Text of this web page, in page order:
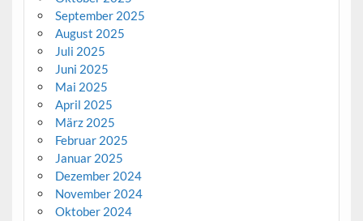
September 2025
August 2025
Juli 2025
Juni 2025
Mai 2025
April 2025
März 2025
Februar 2025
Januar 2025
Dezember 2024
November 2024
Oktober 2024